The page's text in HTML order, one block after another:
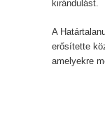
kirándulást.
A
erősítette
amelyekre